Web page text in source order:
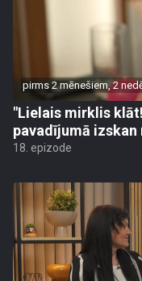
pirms 2 mēnešiem, 2
"Lielais mirklis
pavadījumā
18. epizode